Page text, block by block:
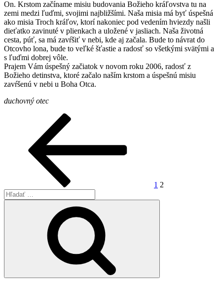
On. Krstom začíname misiu budovania Božieho kráľovstva tu na
zemi medzi ľuďmi, svojimi najbližšími. Naša misia má byť úspešná
ako misia Troch kráľov, ktorí nakoniec pod vedením hviezdy našli
dieťatko zavinuté v plienkach a uložené v jasliach. Naša životná
cesta, púť, sa má zavŕšiť v nebi, kde aj začala. Bude to návrat do
Otcovho lona, bude to veľké šťastie a radosť so všetkými svätými a
s ľuďmi dobrej vôle.
Prajem Vám úspešný začiatok v novom roku 2006, radosť z
Božieho detinstva, ktoré začalo naším krstom a úspešnú misiu
zavŕšenú v nebi u Boha Otca.
duchovný otec
Stránkovanie
príspevkov
1 2
Hľadať: